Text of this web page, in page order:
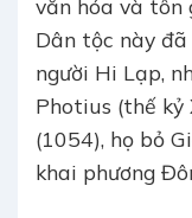
văn hóa và tôn
Dân tộc này
người Hi Lạp,
Photius (thế kỷ
(1054), họ bỏ
khai phương